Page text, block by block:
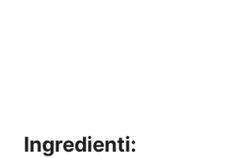
Ingredienti: